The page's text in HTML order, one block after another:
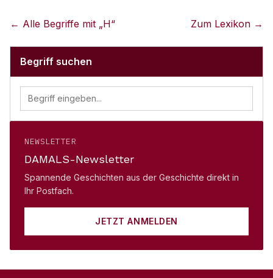
← Alle Begriffe mit „H“ Zum Lexikon →
Begriff suchen
NEWSLETTER
DAMALS-Newsletter
Spannende Geschichten aus der Geschichte direkt in
Ihr Postfach.
JETZT ANMELDEN